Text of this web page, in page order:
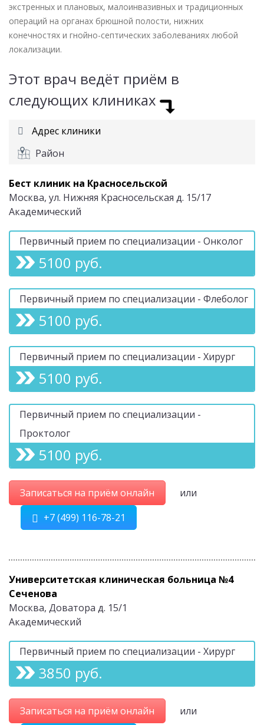
экстренных и плановых, малоинвазивных и традиционных
операций на органах брюшной полости, нижних
конечностях и гнойно-септических заболеваниях любой
локализации.
Этот врач ведёт приём в
следующих клиниках
Адрес клиники
Район
Бест клиник на Красносельской
Москва, ул. Нижняя Красносельская д. 15/17
Академический
Первичный прием по специализации - Онколог
5100 руб.
Первичный прием по специализации - Флеболог
5100 руб.
Первичный прием по специализации - Хирург
5100 руб.
Первичный прием по специализации -
Проктолог
5100 руб.
Записаться на приём онлайн
или
+7 (499) 116-78-21
Университетская клиническая больница №4
Сеченова
Москва, Доватора д. 15/1
Академический
Первичный прием по специализации - Хирург
3850 руб.
Записаться на приём онлайн или